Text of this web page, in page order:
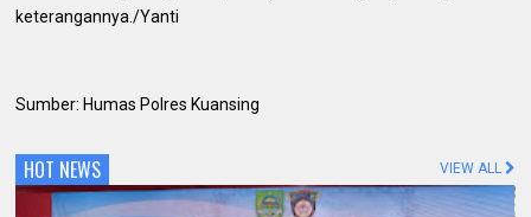
keterangannya./Yanti
Sumber: Humas Polres Kuansing
HOT NEWS VIEW ALL